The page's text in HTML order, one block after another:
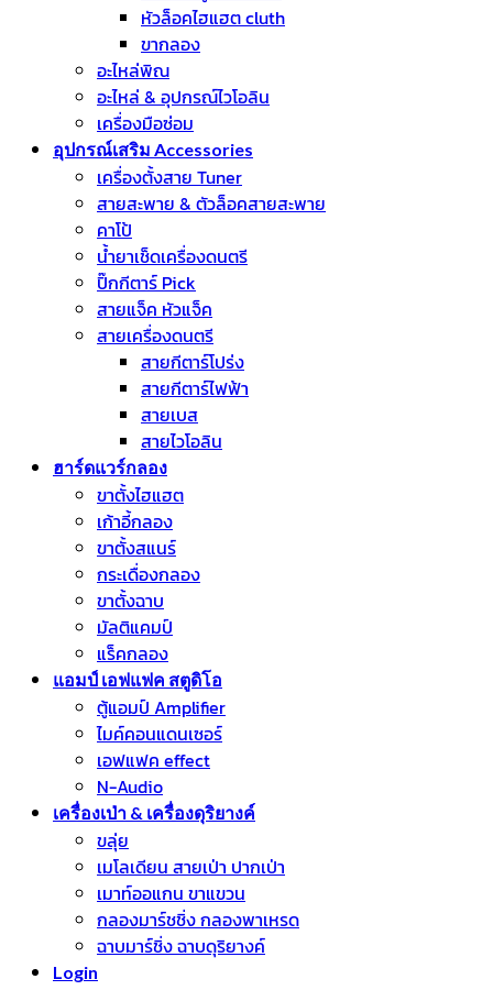
หัวล็อคไฮแฮต cluth
ขากลอง
อะไหล่พิณ
อะไหล่ & อุปกรณ์ไวโอลิน
เครื่องมือซ่อม
อุปกรณ์เสริม Accessories
เครื่องตั้งสาย Tuner
สายสะพาย & ตัวล็อคสายสะพาย
คาโป้
น้ำยาเช็ดเครื่องดนตรี
ปิ๊กกีตาร์ Pick
สายแจ็ค หัวแจ็ค
สายเครื่องดนตรี
สายกีตาร์โปร่ง
สายกีตาร์ไฟฟ้า
สายเบส
สายไวโอลิน
ฮาร์ดแวร์กลอง
ขาตั้งไฮแฮต
เก้าอี้กลอง
ขาตั้งสแนร์
กระเดื่องกลอง
ขาตั้งฉาบ
มัลติแคมป์
แร็คกลอง
แอมป์ เอฟแฟค สตูดิโอ
ตู้แอมป์ Amplifier
ไมค์คอนแดนเซอร์
เอฟแฟค effect
N-Audio
เครื่องเป่า & เครื่องดุริยางค์
ขลุ่ย
เมโลเดียน สายเป่า ปากเป่า
เมาท์ออแกน ขาแขวน
กลองมาร์ชชิ่ง กลองพาเหรด
ฉาบมาร์ชิ่ง ฉาบดุริยางค์
Login